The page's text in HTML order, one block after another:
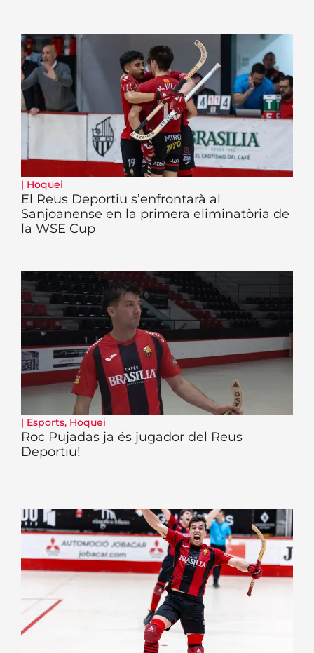
| Hoquei
El Reus Deportiu s’enfrontarà al
Sanjoanense en la primera eliminatòria de
la WSE Cup
| Esports, Hoquei
Roc Pujadas ja és jugador del Reus
Deportiu!